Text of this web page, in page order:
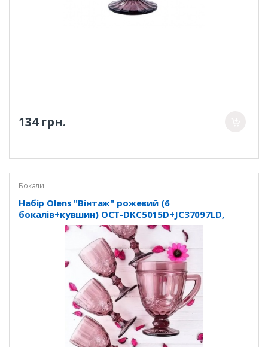
134 грн.
Бокали
Набір Olens "Вінтаж" рожевий (6
бокалів+кувшин) OCT-DKC5015D+JC37097LD,
07204SC-P